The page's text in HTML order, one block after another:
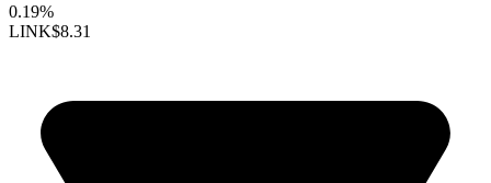
0.19%
LINK$8.31